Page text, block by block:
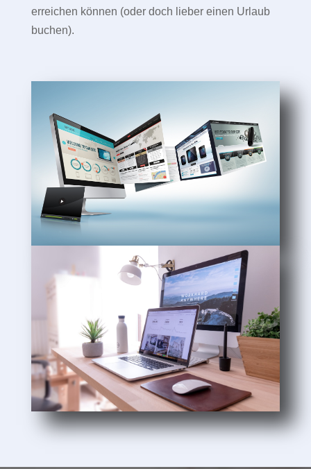
erreichen können (oder doch lieber einen Urlaub
buchen).